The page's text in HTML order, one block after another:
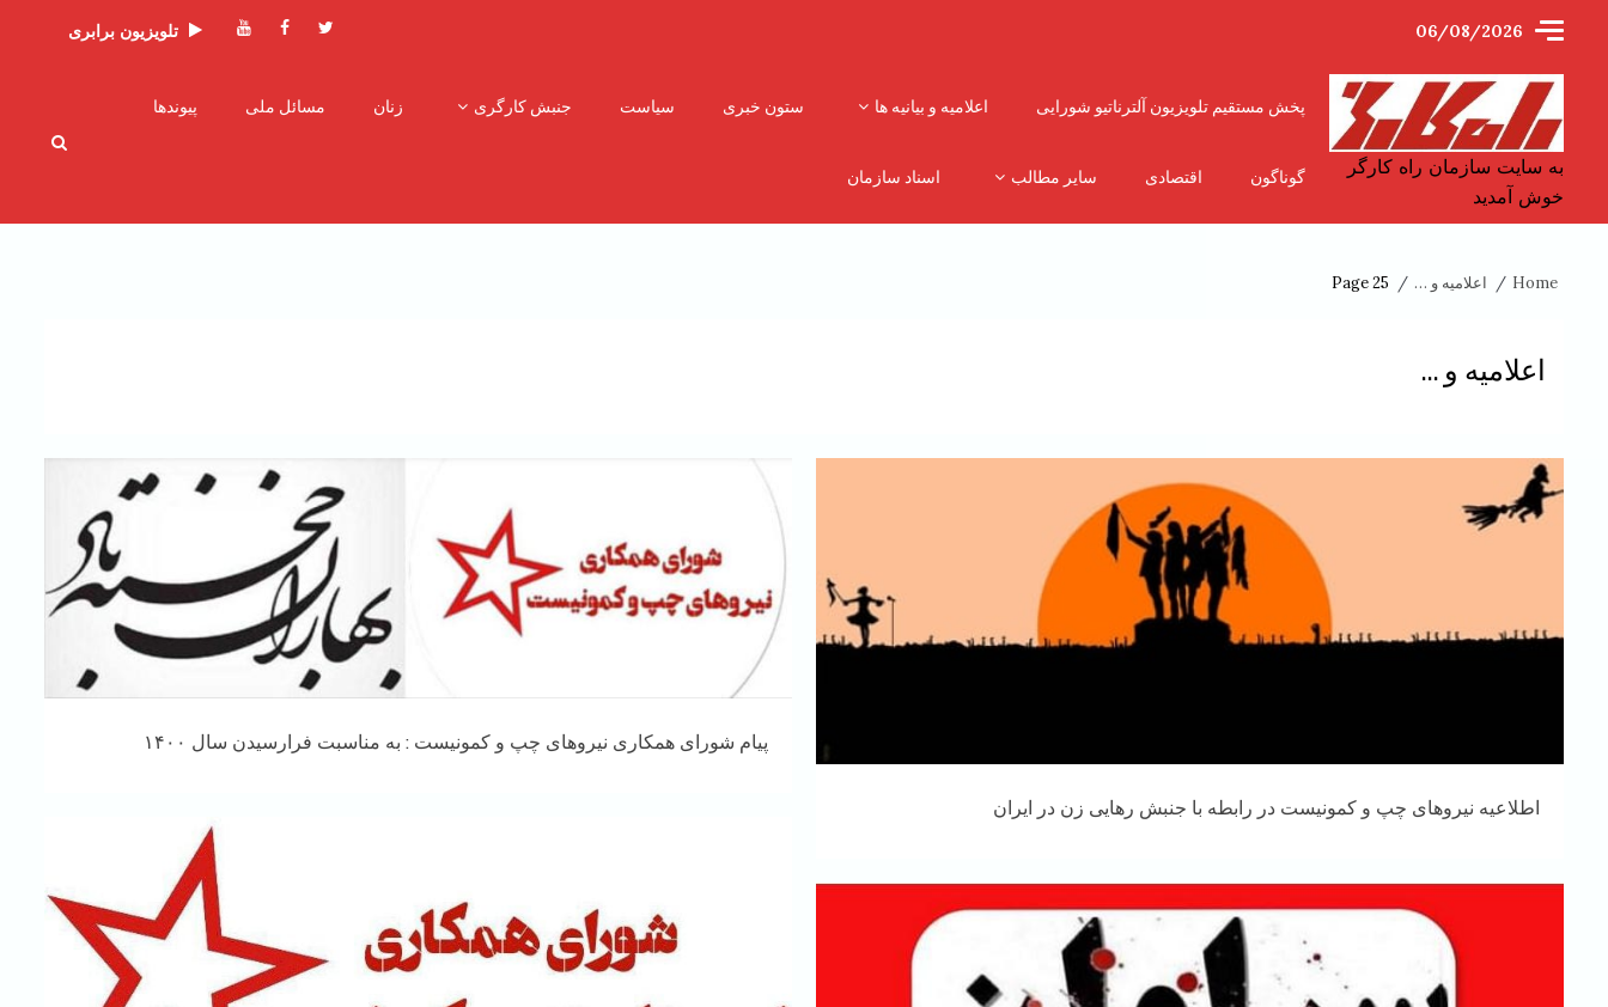
06/08/2026 توئیترفیسبوکیوتیوب تلویزیون برابری
به سایت سازمان راه کارگر
خوش آمدید
پخش مستقیم تلویزیون آلترناتیو شورایی اعلامیه و بیانیه ها ستون خبری سیاست جنبش کارگری زنان مسائل ملی پیوندها
گوناگون اقتصادی سایر مطالب اسناد سازمان
Home اعلامیه و … Page 25
اعلامیه و …
پیام شورای همکاری نیروهای چپ و کمونیست : به مناسبت فرارسیدن سال ۱۴۰۰
اطلاعیه نیروهای چپ و کمونیست در رابطه با جنبش رهایی زن در ایران